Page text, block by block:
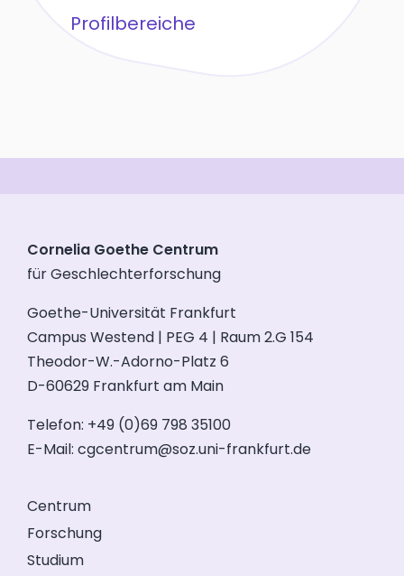
Profilbereiche
Cornelia Goethe Centrum
für Geschlechterforschung
Goethe-Universität Frankfurt
Campus Westend | PEG 4 | Raum 2.G 154
Theodor-W.-Adorno-Platz 6
D-60629 Frankfurt am Main
Telefon: +49 (0)69 798 35100
E-Mail: cgcentrum@soz.uni-frankfurt.de
Centrum
Forschung
Studium